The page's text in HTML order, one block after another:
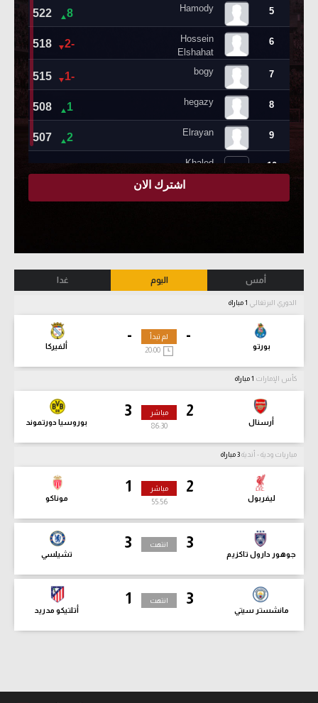
أمس اليوم غدا
الدوري البرتغالي
-
بورتو
-
ألفيركا
لم تبدأ
كأس الإمارات
2
أرسنال
3
بوروسيا دورتموند
مباشر
86:32
مباريات ودية - أندية
2
ليفربول
1
موناكو
مباشر
55:58
3
جوهور دارول تاكزيم
3
تشيلسي
انتهت
3
مانشستر سيتي
1
أتلتيكو مدريد
انتهت